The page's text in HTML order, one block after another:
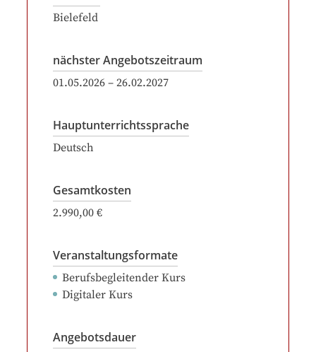
Bielefeld
nächster Angebotszeitraum
01.05.2026 – 26.02.2027
Hauptunterrichtssprache
Deutsch
Gesamtkosten
2.990,00 €
Veranstaltungsformate
Berufsbegleitender Kurs
Digitaler Kurs
Angebotsdauer